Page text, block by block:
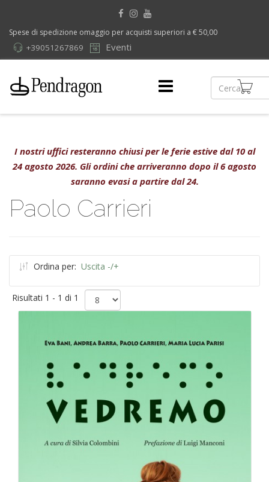
Spese di spedizione omaggio per acquisti superiori a € 50,00
Eventi
+39051267869
I nostri uffici resteranno chiusi per le ferie estive dal 10 al
24 agosto 2026. Gli ordini che arriveranno dopo il 6 agosto
saranno evasi a partire dal 24.
Paolo Carrieri
Ordina per: Uscita -/+
Risultati 1 - 1 di 1